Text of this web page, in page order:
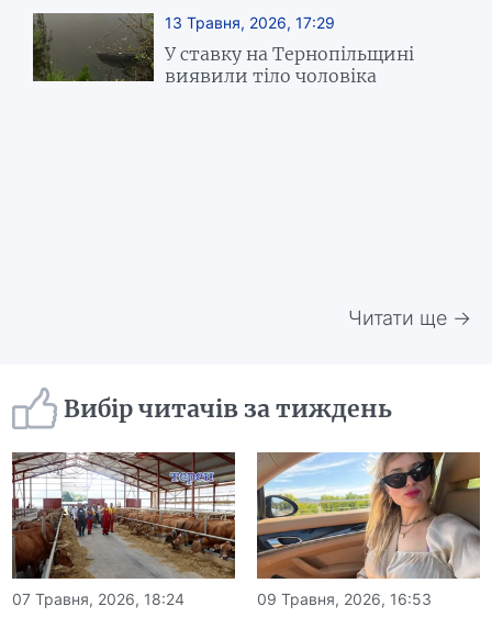
13 Травня, 2026, 17:29
У ставку на Тернопільщині
виявили тіло чоловіка
Читати ще →
Вибір читачів за тиждень
07 Травня, 2026, 18:24 09 Травня, 2026, 16:53